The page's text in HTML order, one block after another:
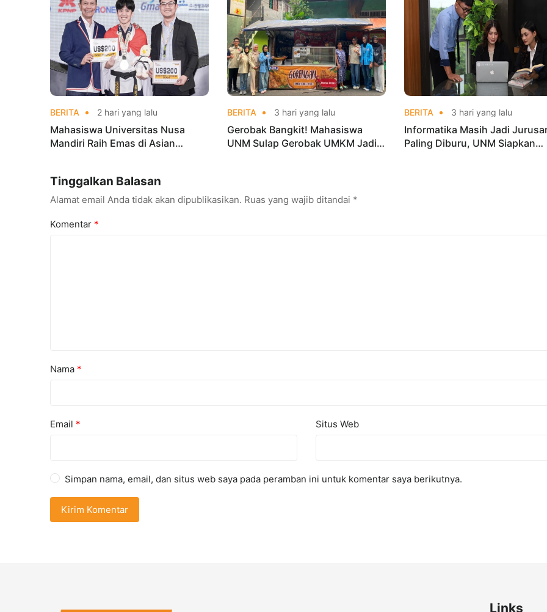
BERITA 2 hari yang lalu
Mahasiswa Universitas Nusa
Mandiri Raih Emas di Asian
BERITA 3 hari yang lalu
Gerobak Bangkit! Mahasiswa
UNM Sulap Gerobak UMKM Jadi
BERITA 3 hari yang lalu
Informatika Masih Jadi
Paling Diburu, UNM Siapkan
Tinggalkan Balasan
Alamat email Anda tidak akan dipublikasikan. Ruas yang wajib ditandai *
Komentar *
Nama *
Email * Situs Web
Simpan nama, email, dan situs web saya pada peramban ini untuk komentar saya berikutnya.
Links